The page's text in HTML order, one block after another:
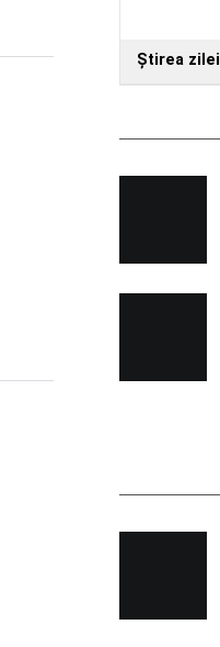
Ştirea zilei